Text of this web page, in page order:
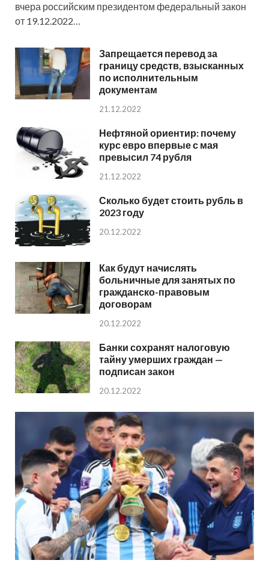
вчера российским президентом федеральный закон
от 19.12.2022…
Запрещается перевод за
границу средств, взысканных
по исполнительным
документам
21.12.2022
Нефтяной ориентир: почему
курс евро впервые с мая
превысил 74 рубля
21.12.2022
Сколько будет стоить рубль в
2023 году
20.12.2022
Как будут начислять
больничные для занятых по
гражданско-правовым
договорам
20.12.2022
Банки сохранят налоговую
тайну умерших граждан —
подписан закон
20.12.2022